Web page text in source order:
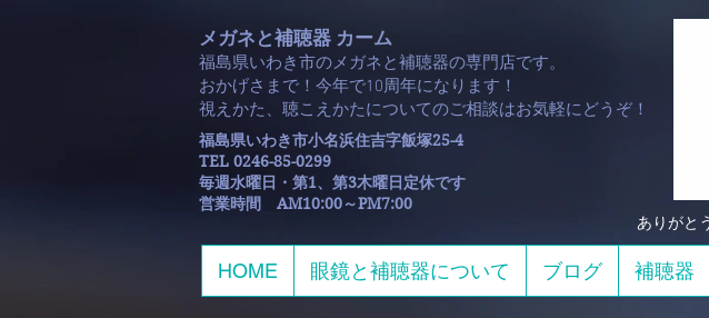
メガネと補聴器 カーム
福島県いわき市のメガネと補聴器の専門店です。
おかげさまで！今年で10周年になります！​
​視えかた、聴こえかたについてのご相談はお気軽にどうぞ！
HOME 眼鏡と補聴器について ブログ 補聴器
福島県いわき市小名浜住吉字飯塚25-4
TEL 0246-85-0299
毎週水曜日・第1、第3木曜日定休です
​営業時間 AM10:00～PM7:00
ありがと